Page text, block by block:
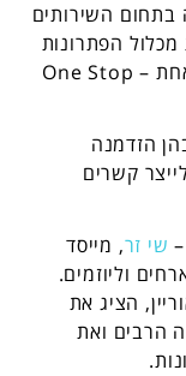
בתחום השירותים
הפתרונות
לניהול שרשרת האספקה תחת קורת גג אחת – One Stop
הזדמנה
קשרים
שי זר, מייסד
וליוזמים.
הציג את
הרבים ואת